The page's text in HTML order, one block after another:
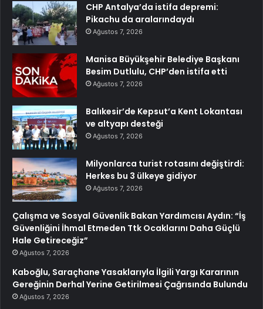
CHP Antalya’da istifa depremi:
Pikachu da aralarındaydı
Ağustos 7, 2026
Manisa Büyükşehir Belediye Başkanı
Besim Dutlulu, CHP’den istifa etti
Ağustos 7, 2026
Balıkesir’de Kepsut’a Kent Lokantası
ve altyapı desteği
Ağustos 7, 2026
Milyonlarca turist rotasını değiştirdi:
Herkes bu 3 ülkeye gidiyor
Ağustos 7, 2026
Çalışma ve Sosyal Güvenlik Bakan Yardımcısı Aydın: “İş
Güvenliğini İhmal Etmeden Ttk Ocaklarını Daha Güçlü
Hale Getireceğiz”
Ağustos 7, 2026
Kaboğlu, Saraçhane Yasaklarıyla İlgili Yargı Kararının
Gereğinin Derhal Yerine Getirilmesi Çağrısında Bulundu
Ağustos 7, 2026